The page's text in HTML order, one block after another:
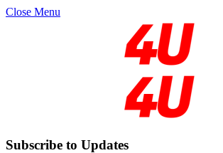
Close Menu
Subscribe to Updates